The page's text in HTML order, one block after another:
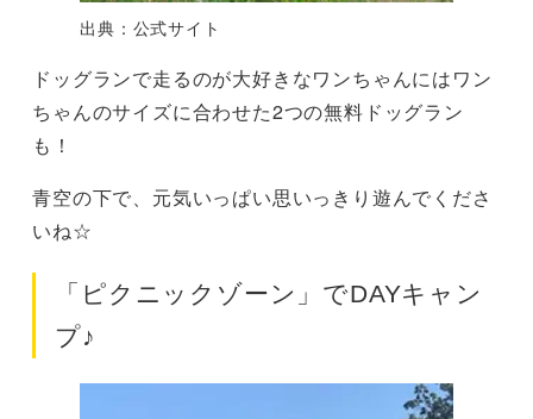
出典：公式サイト
ドッグランで走るのが大好きなワンちゃんにはワン
ちゃんのサイズに合わせた2つの無料ドッグラン
も！
青空の下で、元気いっぱい思いっきり遊んでくださ
いね☆
「ピクニックゾーン」でDAYキャン
プ♪